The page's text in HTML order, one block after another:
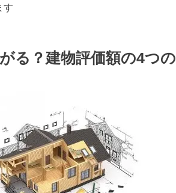
す
る？建物評価額の4つの